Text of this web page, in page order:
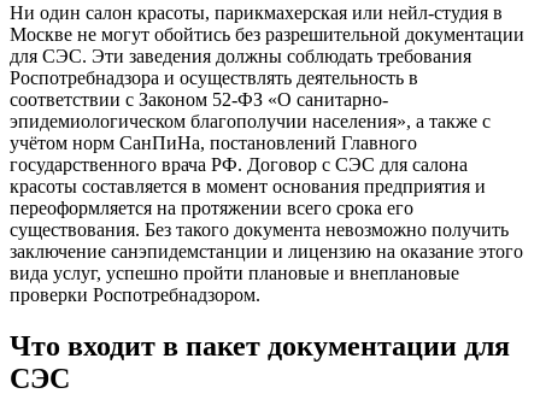
Ни один салон красоты, парикмахерская или нейл-студия в
Москве не могут обойтись без разрешительной документации
для СЭС. Эти заведения должны соблюдать требования
Роспотребнадзора и осуществлять деятельность в
соответствии с Законом 52-ФЗ «О санитарно-
эпидемиологическом благополучии населения», а также с
учётом норм СанПиНа, постановлений Главного
государственного врача РФ. Договор с СЭС для салона
красоты составляется в момент основания предприятия и
переоформляется на протяжении всего срока его
существования. Без такого документа невозможно получить
заключение санэпидемстанции и лицензию на оказание этого
вида услуг, успешно пройти плановые и внеплановые
проверки Роспотребнадзором.
Что входит в пакет документации для
СЭС